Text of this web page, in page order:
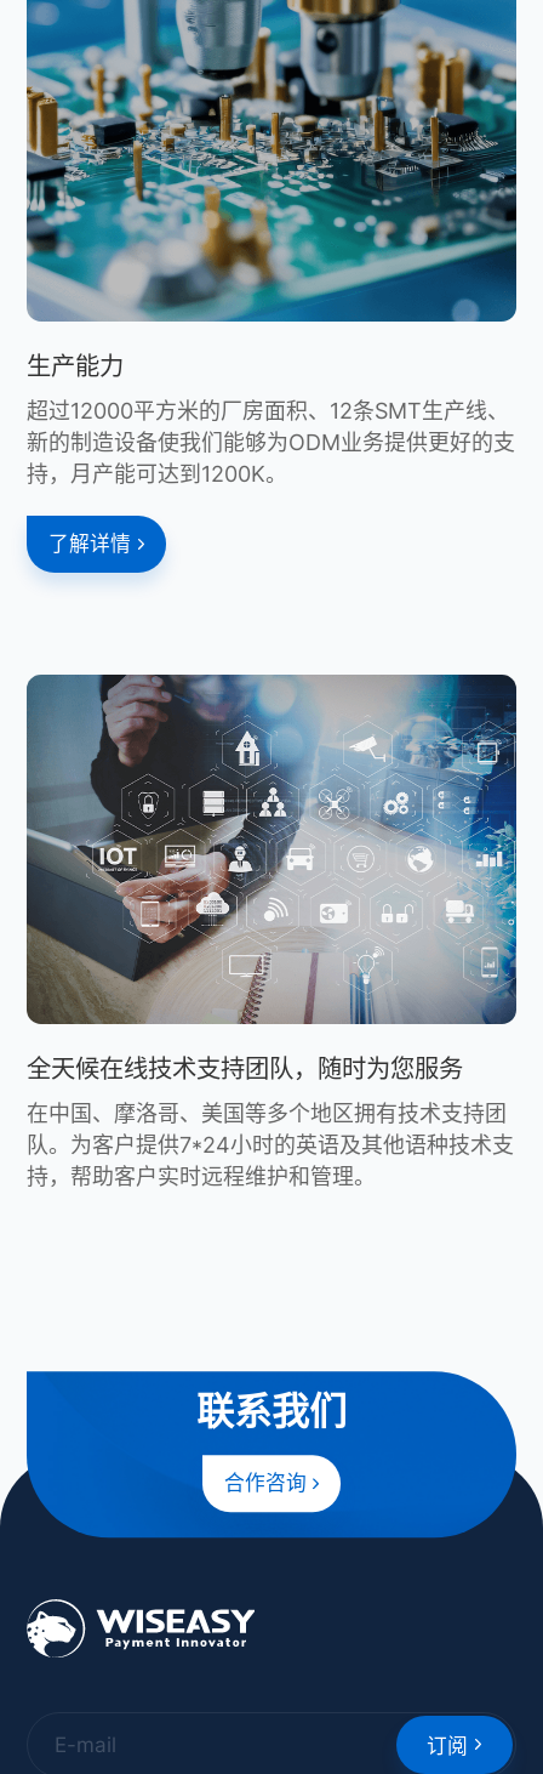
生产能力
超过12000平方米的厂房面积、12条SMT生产线、
新的制造设备使我们能够为ODM业务提供更好的支
持，月产能可达到1200K。
了解详情
全天候在线技术支持团队，随时为您服务
在中国、摩洛哥、美国等多个地区拥有技术支持团
队。为客户提供7*24小时的英语及其他语种技术支
持，帮助客户实时远程维护和管理。
联系我们
合作咨询
订阅